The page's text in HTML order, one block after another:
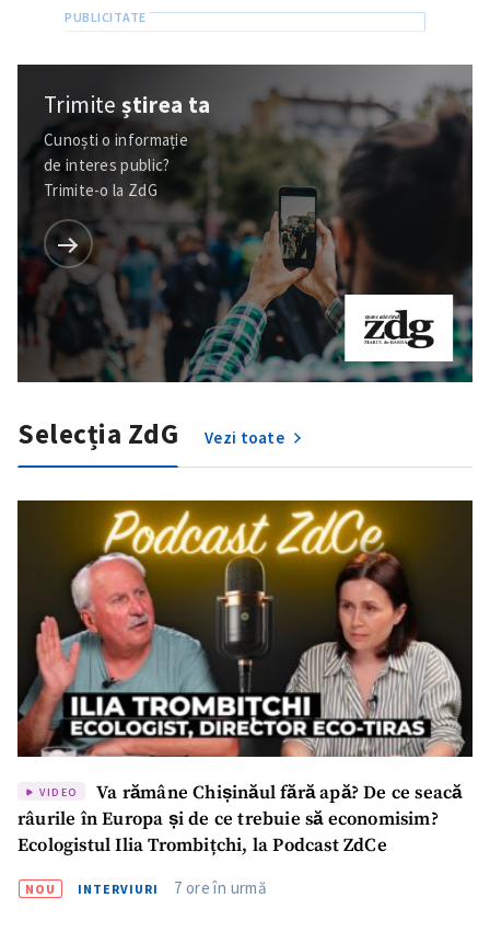
SUSȚINE
Trimiteștirea ta
Cunoști o informație
de interes public?
Trimite-o la ZdG
Selecția ZdG Vezi toate
VIDEO
Va rămâne Chișinăul fără apă? De ce seacă
râurile în Europa și de ce trebuie să economisim?
Ecologistul Ilia Trombițchi, la Podcast ZdCe
NOU INTERVIURI 7 ore în urmă